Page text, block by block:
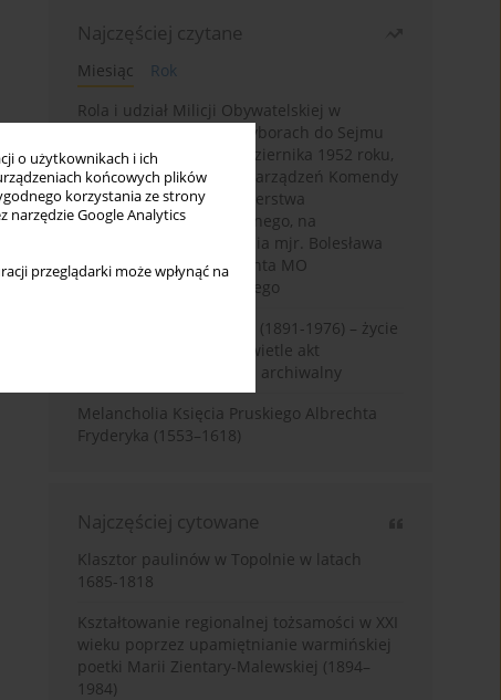
o użytkownikach i ich
końcowych plików
korzystania ze strony
narzędzie Google Analytics
przeglądarki może wpłynąć na
Najczęściej czytane
Miesiąc
Rok
Rola i udział Milicji Obywatelskiej w
kampanii wyborczej i wyborach do Sejmu
PRL I kadencji z 26 października 1952 roku,
w świetle wytycznych i zarządzeń Komendy
Głównej MO oraz Ministerstwa
Bezpieczeństwa Publicznego, na
przykładzie sprawozdania mjr. Bolesława
Wyszyńskiego komendanta MO
województwa olsztyńskiego
Zygmunt Tadeusz Robel (1891-1976) – życie
i kariera zawodowa w świetle akt
osobowych. Rekonesans archiwalny
Melancholia Księcia Pruskiego Albrechta
Fryderyka (1553–1618)
Najczęściej cytowane
Klasztor paulinów w Topolnie w latach
1685-1818
Kształtowanie regionalnej tożsamości w XXI
wieku poprzez upamiętnianie warmińskiej
poetki Marii Zientary-Malewskiej (1894–
1984)